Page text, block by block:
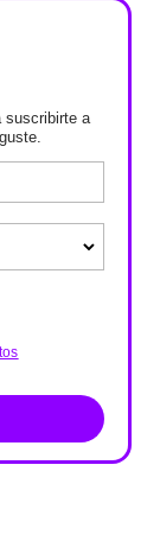
suscribirte a